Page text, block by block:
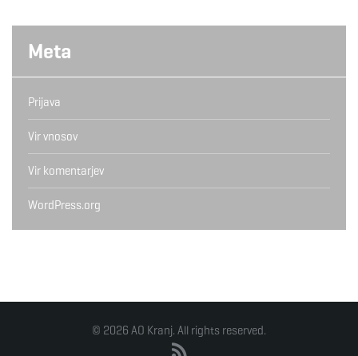
Meta
Prijava
Vir vnosov
Vir komentarjev
WordPress.org
© 2026 AO Kranj. All rights reserved.